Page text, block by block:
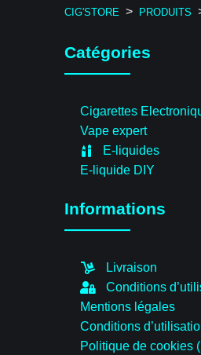
CIG'STORE > PRODUITS
Catégories
Cigarettes
Vape expert
E-liquides
E-liquide DIY
Informations
Livraison
Conditions
Mentions légales
Conditions
Politique de cookies